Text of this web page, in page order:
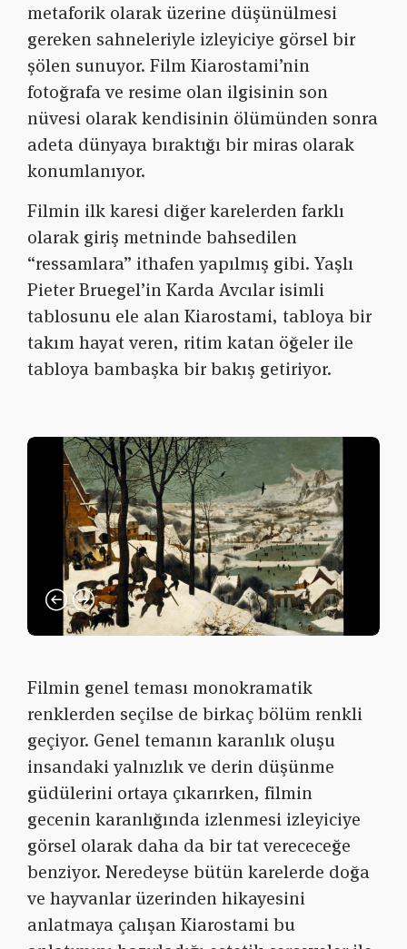
metaforik olarak üzerine düşünülmesi
gereken sahneleriyle izleyiciye görsel bir
şölen sunuyor. Film Kiarostami’nin
fotoğrafa ve resime olan ilgisinin son
nüvesi olarak kendisinin ölümünden sonra
adeta dünyaya bıraktığı bir miras olarak
konumlanıyor.
Filmin ilk karesi diğer karelerden farklı
olarak giriş metninde bahsedilen
“ressamlara” ithafen yapılmış gibi. Yaşlı
Pieter Bruegel’in Karda Avcılar isimli
tablosunu ele alan Kiarostami, tabloya bir
takım hayat veren, ritim katan öğeler ile
tabloya bambaşka bir bakış getiriyor.
Filmin genel teması monokramatik
renklerden seçilse de birkaç bölüm renkli
geçiyor. Genel temanın karanlık oluşu
insandaki yalnızlık ve derin düşünme
güdülerini ortaya çıkarırken, filmin
gecenin karanlığında izlenmesi izleyiciye
görsel olarak daha da bir tat verececeğe
benziyor. Neredeyse bütün karelerde doğa
ve hayvanlar üzerinden hikayesini
anlatmaya çalışan Kiarostami bu